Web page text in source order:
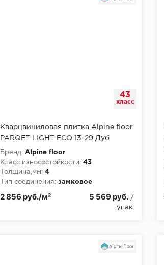
43
класс
Кварцвиниловая плитка Alpine floor
PARQET LIGHT ЕСО 13-29 Дуб
Батейн
Бренд: Alpine floor
Класс износостойкости: 43
Толщина,мм: 4
Тип соединения: замковое
2 856 руб./м² 5 569 руб. /
упак.